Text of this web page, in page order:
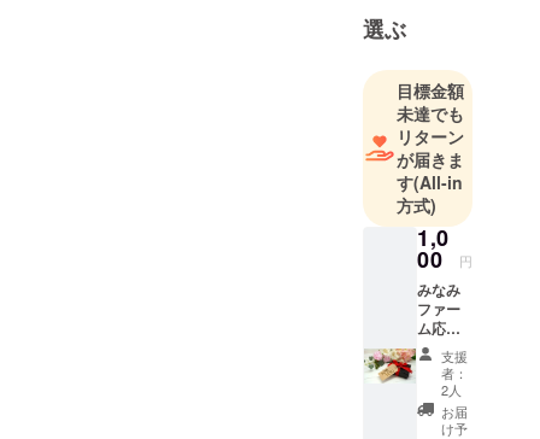
中心に農作
物を生産・
販売してい
ます。
コロナの影
響で取引が
激減してい
ます。
美味しいお
野菜が廃棄
されるのは
とても悲し
いです。
皆様に助け
ていただき
食べてご支
選ぶ
目標金額
未達でも
リターン
が届きま
す(All-in
方式)
1,0
00 円
みなみ
ファー
ム応援
プラン
リター
ン品は
ありま
せん。
支援
者：
2人
お届
け予